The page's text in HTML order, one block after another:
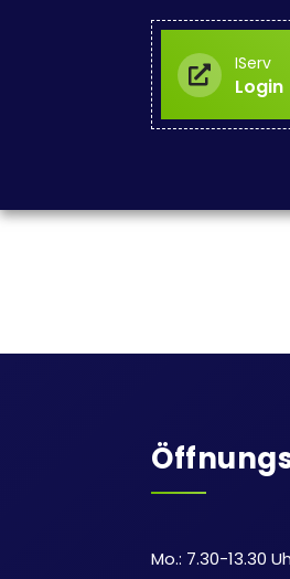
IServ
Login
Mo.: 7.30-13.30